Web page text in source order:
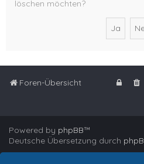
löschen möchten?
Foren-Übersicht
Powered by phpBB™
Deutsche Übersetzung durch